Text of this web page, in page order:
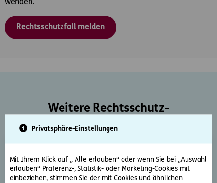
Privatsphäre-Einstellungen
Mit Ihrem Klick auf „ Alle erlauben“ oder wenn Sie bei „Auswahl
erlauben“ Präferenz-, Statistik- oder Marketing-Cookies mit
einbeziehen, stimmen Sie der mit Cookies und ähnlichen
wenden.
Rechtsschutzfall melden
Weitere Rechtsschutz-
Serviceleistungen